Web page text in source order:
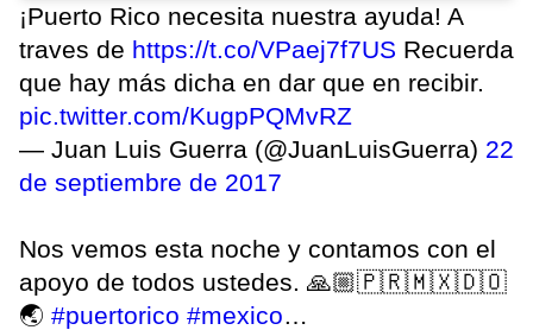
¡Puerto Rico necesita nuestra ayuda! A
traves de https://t.co/VPaej7f7US Recuerda
que hay más dicha en dar que en recibir.
pic.twitter.com/KugpPQMvRZ
— Juan Luis Guerra (@JuanLuisGuerra) 22
de septiembre de 2017
Nos vemos esta noche y contamos con el
apoyo de todos ustedes. 🙏🏼🇵🇷🇲🇽🇩🇴
🌏 #puertorico #mexico…